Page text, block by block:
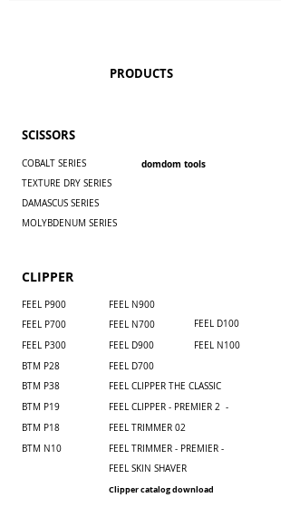
PRODUCTS
SCISSORS
COBALT SERIES domdom tools
TEXTURE DRY SERIES
DAMASCUS SERIES
MOLYBDENUM SERIES
CLIPPER
FEEL P900
FEEL P700
FEEL P300
BTM P28
BTM P38
BTM P19
BTM P18
BTM N10
​FEEL N900
​FEEL N700
FEEL D900
FEEL D100
FEEL N100
FEEL D700
FEEL CLIPPER THE CLASSIC
FEEL CLIPPER - PREMIER 2 -
FEEL TRIMMER 02
FEEL TRIMMER - PREMIER -
FEEL SKIN SHAVER
Clipper catalog download